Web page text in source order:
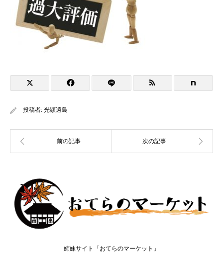
投稿者: 光顕遠島
姉妹サイト「おてらのマーケット」